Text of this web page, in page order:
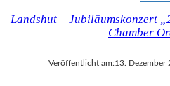
Landshut – Jubiläumskonzert
Chamber
Veröffentlicht am:13. Dezember